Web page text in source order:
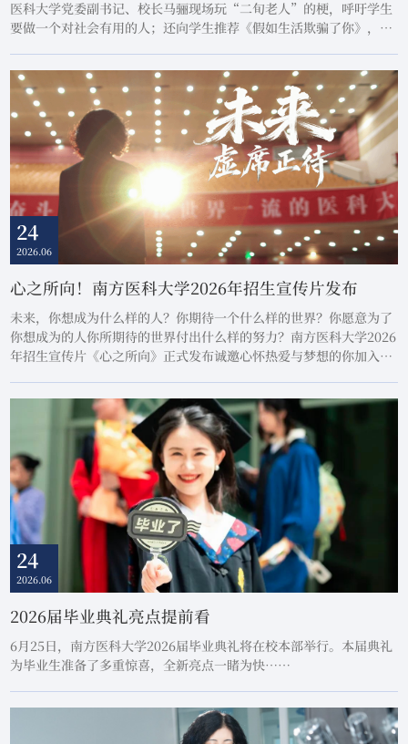
医科大学党委副书记、校长马骊现场玩“二旬老人”的梗，呼吁学生
要做一个对社会有用的人；还向学生推荐《假如生活欺骗了你》，呼
24
2026.06
心之所向！南方医科大学2026年招生宣传片发布
未来，你想成为什么样的人？你期待一个什么样的世界？你愿意为了
你想成为的人你所期待的世界付出什么样的努力？南方医科大学2026
年招生宣传片《心之所向》正式发布诚邀心怀热爱与梦想的你加入南
24
2026.06
2026届毕业典礼亮点提前看
6月25日，南方医科大学2026届毕业典礼将在校本部举行。本届典礼
为毕业生准备了多重惊喜，全新亮点一睹为快……